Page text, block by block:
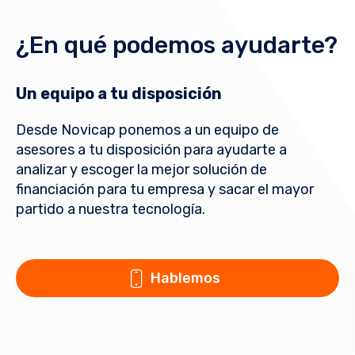
¿En qué podemos ayudarte?
Un equipo a tu disposición
Desde Novicap ponemos a un equipo de
asesores a tu disposición para ayudarte a
analizar y escoger la mejor solución de
financiación para tu empresa y sacar el mayor
partido a nuestra tecnología.
Hablemos